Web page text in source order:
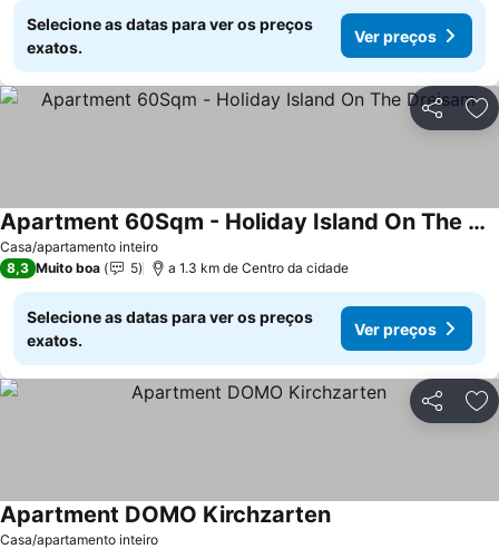
Selecione as datas para ver os preços
exatos.
Ver preços
Partilhar
Casa/apartamento inteiro
Apartment 60Sqm - Holiday Island On The Dreisam
8,3 Muito boa 5 a 1.3 km de Centro da cidade
Selecione as datas para ver os preços
exatos.
Ver preços
Partilhar
Casa/apartamento inteiro
Apartment DOMO Kirchzarten